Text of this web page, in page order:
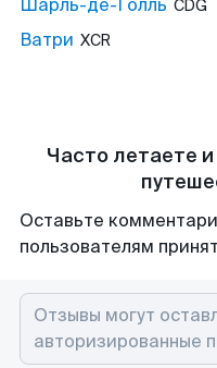
Шарль-де-Голль CDG
Ватри XCR
Часто летаете
Оставьте
пользователям